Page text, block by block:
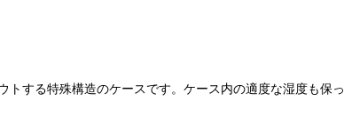
する特殊構造のケースです。ケース内の適度な湿度も保っ